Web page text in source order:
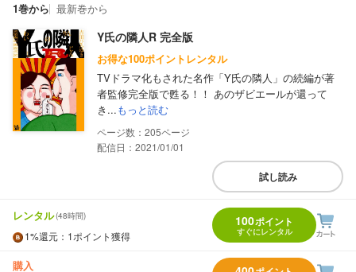
1巻から 最新巻から
Y氏の隣人R 完全版
お得な100ポイントレンタル
TVドラマ化もされた名作「Y氏の隣人」の続編が著
者監修完全版で甦る！！ あのザビエールが還って
き...もっと読む
205
配信日：2021/01/01
試し読み
レンタル(48時間)
1%還元 ：1ポイント獲得
100ポイント
すぐにレンタル
購入